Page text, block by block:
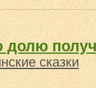
долю
сказки